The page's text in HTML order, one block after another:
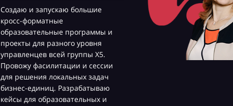
Создаю и запускаю большие
кросс-форматные
образовательные программы и
проекты для разного уровня
управленцев всей группы Х5.
Провожу фасилитации и сессии
для решения локальных задач
бизнес-единиц. Разрабатываю
кейсы для образовательных и